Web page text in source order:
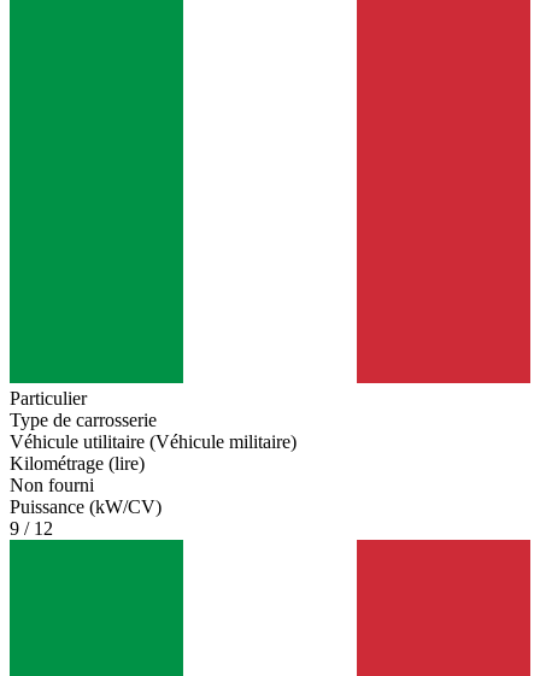
Particulier
Type de carrosserie
Véhicule utilitaire (Véhicule militaire)
Kilométrage (lire)
Non fourni
Puissance (kW/CV)
9 / 12